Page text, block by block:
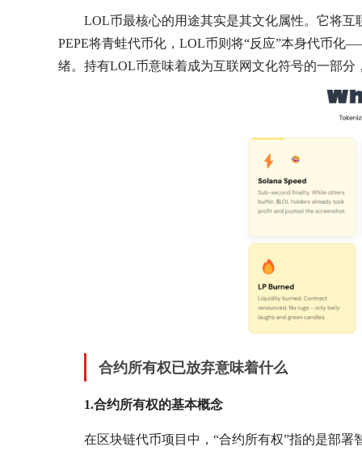
LOL币最核心的用途其实是其文化属性。它将互
PEPE将青蛙代币化，LOL币则将“反应”本身代币
绪。持有LOL币意味着成为互联网文化符号的一部
合约所有权已放弃意味着什么
1.合约所有权的基本概念
在区块链代币项目中，“合约所有权”指的是部